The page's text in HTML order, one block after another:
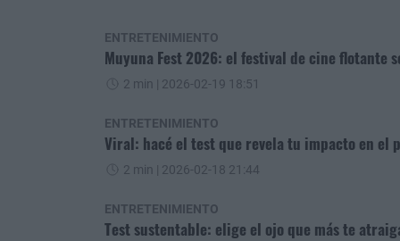
ENTRETENIMIENTO
Muyuna Fest 2026: el festival de cine flotante
2 min | 2026-02-19 18:51
ENTRETENIMIENTO
Viral: hacé el test que revela tu impacto en el
2 min | 2026-02-18 21:44
ENTRETENIMIENTO
Test sustentable: elige el ojo que más te